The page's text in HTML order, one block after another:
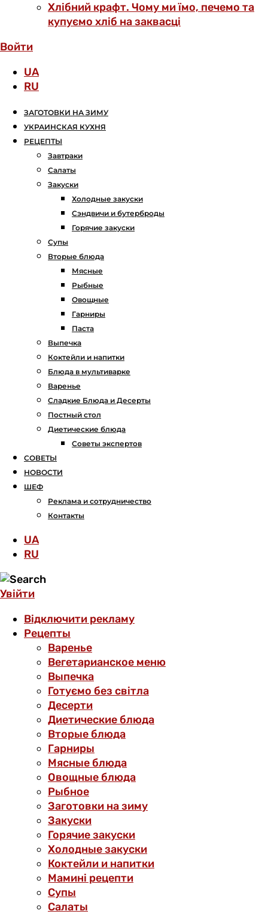
Хлібний крафт. Чому ми їмо, печемо та
купуємо хліб на заквасці
Войти
UA
RU
ЗАГОТОВКИ НА ЗИМУ
УКРАИНСКАЯ КУХНЯ
РЕЦЕПТЫ
Завтраки
Салаты
Закуски
Холодные закуски
Сэндвичи и бутерброды
Горячие закуски
Супы
Вторые блюда
Мясные
Рыбные
Овощные
Гарниры
Паста
Выпечка
Коктейли и напитки
Блюда в мультиварке
Варенье
Сладкие Блюда и Десерты
Постный стол
Диетические блюда
Советы экспертов
СОВЕТЫ
НОВОСТИ
ШЕФ
Реклама и сотрудничество
Контакты
UA
RU
Увійти
Відключити рекламу
Рецепты
Варенье
Вегетарианское меню
Выпечка
Готуємо без світла
Десерти
Диетические блюда
Вторые блюда
Гарниры
Мясные блюда
Овощные блюда
Рыбное
Заготовки на зиму
Закуски
Горячие закуски
Холодные закуски
Коктейли и напитки
Мамині рецепти
Супы
Салаты